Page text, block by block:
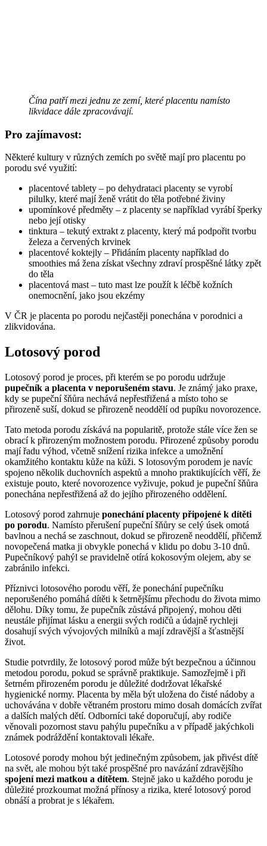
Čína patří mezi jednu ze zemí, které placentu namísto
likvidace dále zpracovávají.
Pro zajímavost:
Některé kultury v různých zemích po světě mají pro placentu po
porodu své využití:
placentové tablety – po dehydrataci placenty se vyrobí
pilulky, které mají ženě vrátit do těla potřebné živiny
upomínkové předměty – z placenty se například vyrábí šperky
nebo její otisky
tinktura – tekutý extrakt z placenty, který má podpořit tvorbu
železa a červených krvinek
placentové koktejly – Přidáním placenty například do
smoothies má žena získat všechny zdraví prospěšné látky zpět
do těla
placentová mast – tuto mast lze použít k léčbě kožních
onemocnění, jako jsou ekzémy
V ČR je placenta po porodu nejčastěji ponechána v porodnici a
zlikvidována.
Lotosový porod
Lotosový porod je proces, při kterém se po porodu udržuje
pupečník a placenta v neporušeném stavu. Je známý jako praxe,
kdy se pupeční šňůra nechává nepřestřižená a místo toho se
přirozeně suší, dokud se přirozeně neoddělí od pupíku novorozence.
Tato metoda porodu získává na popularitě, protože stále více žen se
obrací k přirozeným možnostem porodu. Přirozené způsoby porodu
mají řadu výhod, včetně snížení rizika infekce a umožnění
okamžitého kontaktu kůže na kůži. S lotosovým porodem je navíc
spojeno několik duchovních aspektů a mnoho praktikujících věří, že
existuje pouto, které novorozence vyživuje, pokud je pupeční šňůra
ponechána nepřestřižená až do jejího přirozeného oddělení.
Lotosový porod zahrnuje ponechání placenty připojené k dítěti
po porodu. Namísto přerušení pupeční šňůry se celý úsek omotá
bavlnou a nechá se zaschnout, dokud se přirozeně neoddělí, přičemž
novopečená matka ji obvykle ponechá v klidu po dobu 3-10 dnů.
Pupečníkový pahýl se pravidelně otírá kokosovým olejem, aby se
zabránilo infekci.
Příznivci lotosového porodu věří, že ponechání pupečníku
neporušeného pomáhá dítěti k šetrnějšímu přechodu do života mimo
dělohu. Díky tomu, že pupečník zůstává připojený, mohou děti
neustále přijímat lásku a energii svých rodičů a údajně rychleji
dosahují svých vývojových milníků a mají zdravější a šťastnější
život.
Studie potvrdily, že lotosový porod může být bezpečnou a účinnou
metodou porodu, pokud se správně praktikuje. Samozřejmě i při
šetrném přirozeném porodu je důležité dodržovat lékařské
hygienické normy. Placenta by měla být uložena do čisté nádoby a
uchovávána v dobře větraném prostoru mimo dosah domácích zvířat
a dalších malých dětí. Odborníci také doporučují, aby rodiče
věnovali pozornost stavu pahýlu pupečníku a v případě jakýchkoli
známek podráždění kontaktovali lékaře.
Lotosové porody mohou být jedinečným způsobem, jak přivést dítě
na svět, ale mohou být také prospěšné pro navázání zdravějšího
spojení mezi matkou a dítětem. Stejně jako u každého porodu je
důležité prozkoumat možná přínosy a rizika, které lotosový porod
obnáší a probrat je s lékařem.